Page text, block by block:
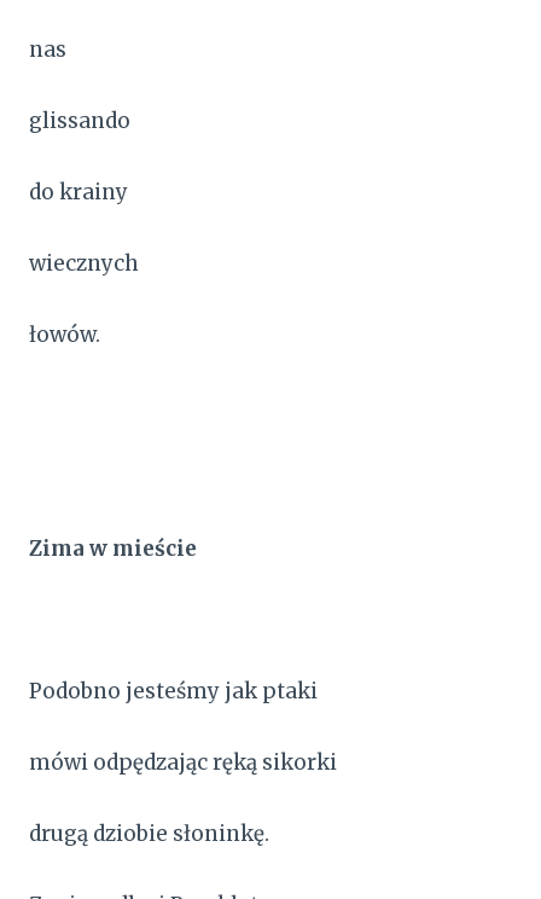
nas
glissando
do krainy
wiecznych
łowów.
Zima w mieście
Podobno jesteśmy jak ptaki
mówi odpędzając ręką sikorki
drugą dziobie słoninkę.